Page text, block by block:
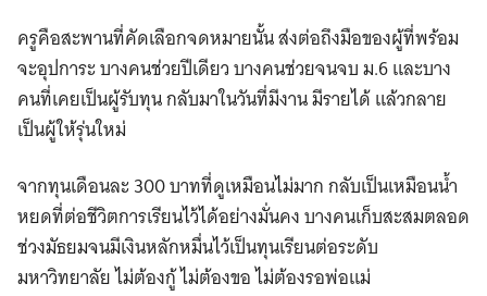
ครูคือสะพานที่คัดเลือกจดหมายนั้น ส่งต่อถึงมือของผู้ที่พร้อม
จะอุปการะ บางคนช่วยปีเดียว บางคนช่วยจนจบ ม.6 และบาง
คนที่เคยเป็นผู้รับทุน กลับมาในวันที่มีงาน มีรายได้ แล้วกลาย
เป็นผู้ให้รุ่นใหม่
จากทุนเดือนละ 300 บาทที่ดูเหมือนไม่มาก กลับเป็นเหมือนน้ำ
หยดที่ต่อชีวิตการเรียนไว้ได้อย่างมั่นคง บางคนเก็บสะสมตลอด
ช่วงมัธยมจนมีเงินหลักหมื่นไว้เป็นทุนเรียนต่อระดับ
มหาวิทยาลัย ไม่ต้องกู้ ไม่ต้องขอ ไม่ต้องรอพ่อแม่